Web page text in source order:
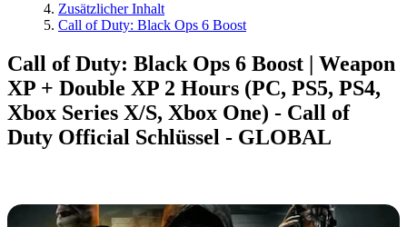
Zusätzlicher Inhalt
Call of Duty: Black Ops 6 Boost
Call of Duty: Black Ops 6 Boost | Weapon
XP + Double XP 2 Hours (PC, PS5, PS4,
Xbox Series X/S, Xbox One) - Call of
Duty Official Schlüssel - GLOBAL